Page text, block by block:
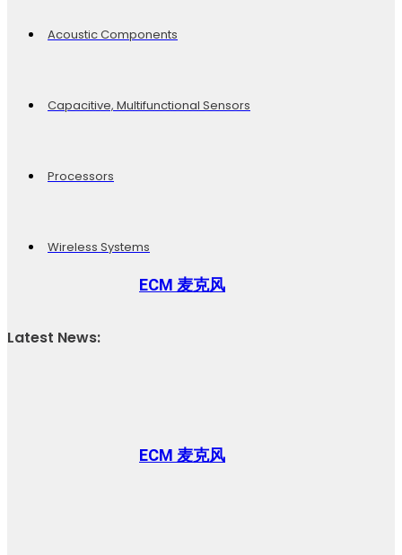
ECM 麦克风
ECM 麦克风
Acoustic Components
Capacitive, Multifunctional Sensors
Processors
Wireless Systems
Latest News: